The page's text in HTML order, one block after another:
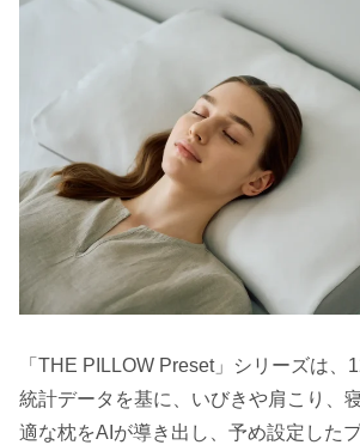
「THE PILLOW Preset」シリーズは、
統計データを基に、いびきや肩こり、
適な枕をAIが導き出し、予め設定した